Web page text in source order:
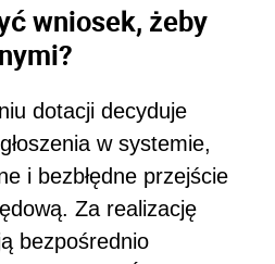
wniosek, żeby
dotacji decyduje
w systemie,
i bezbłędne przejście
Za realizację
bezpośrednio